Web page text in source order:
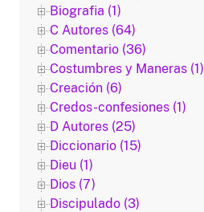
Biografia (1)
C Autores (64)
Comentario (36)
Costumbres y Maneras (1)
Creación (6)
Credos-confesiones (1)
D Autores (25)
Diccionario (15)
Dieu (1)
Dios (7)
Discipulado (3)